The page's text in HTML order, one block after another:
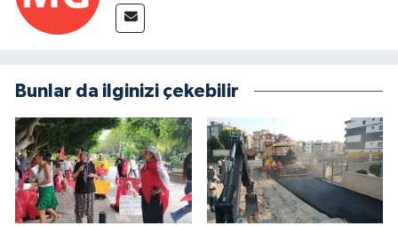
Bunlar da ilginizi çekebilir